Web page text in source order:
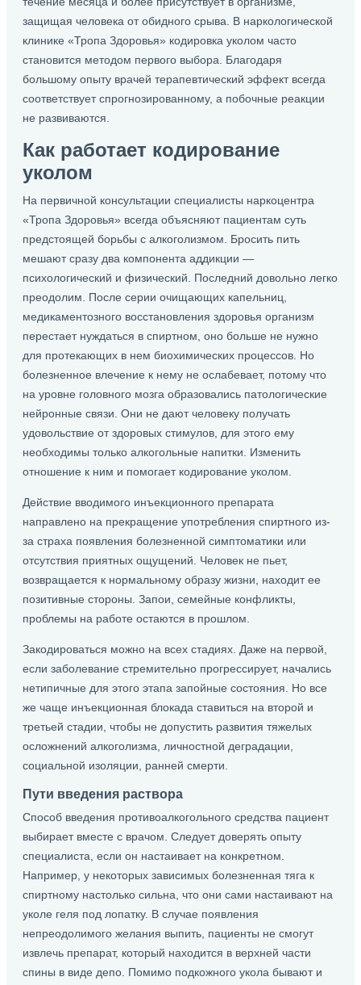
защищая человека от обидного срыва. В наркологической
клинике «Тропа Здоровья» кодировка уколом часто
становится методом первого выбора. Благодаря
большому опыту врачей терапевтический эффект всегда
соответствует спрогнозированному, а побочные реакции
не развиваются.
Как работает кодирование
уколом
На первичной консультации специалисты наркоцентра
«Тропа Здоровья» всегда объясняют пациентам суть
предстоящей борьбы с алкоголизмом. Бросить пить
мешают сразу два компонента аддикции —
психологический и физический. Последний довольно легко
преодолим. После серии очищающих капельниц,
медикаментозного восстановления здоровья организм
перестает нуждаться в спиртном, оно больше не нужно
для протекающих в нем биохимических процессов. Но
болезненное влечение к нему не ослабевает, потому что
на уровне головного мозга образовались патологические
нейронные связи. Они не дают человеку получать
удовольствие от здоровых стимулов, для этого ему
необходимы только алкогольные напитки. Изменить
отношение к ним и помогает кодирование уколом.
Действие вводимого инъекционного препарата
направлено на прекращение употребления спиртного из-
за страха появления болезненной симптоматики или
отсутствия приятных ощущений. Человек не пьет,
возвращается к нормальному образу жизни, находит ее
позитивные стороны. Запои, семейные конфликты,
проблемы на работе остаются в прошлом.
Закодироваться можно на всех стадиях. Даже на первой,
если заболевание стремительно прогрессирует, начались
нетипичные для этого этапа запойные состояния. Но все
же чаще инъекционная блокада ставиться на второй и
третьей стадии, чтобы не допустить развития тяжелых
осложнений алкоголизма, личностной деградации,
социальной изоляции, ранней смерти.
Пути введения раствора
Способ введения противоалкогольного средства пациент
выбирает вместе с врачом. Следует доверять опыту
специалиста, если он настаивает на конкретном.
Например, у некоторых зависимых болезненная тяга к
спиртному настолько сильна, что они сами настаивают на
уколе геля под лопатку. В случае появления
непреодолимого желания выпить, пациенты не смогут
извлечь препарат, который находится в верхней части
спины в виде депо. Помимо подкожного укола бывают и